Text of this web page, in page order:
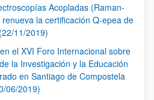
Acopladas (Raman-
la certificación Q-epea de
11/2019)
el XVI Foro Internacional sobre
la Investigación y la Educación
en Santiago de Compostela
06/2019)